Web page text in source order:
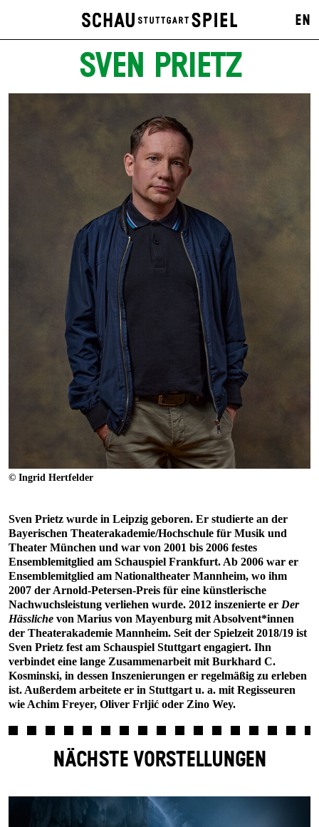
EN
SVEN PRIETZ
© Ingrid Hertfelder
Sven Prietz wurde in Leipzig geboren. Er studierte an der
Bayerischen Theaterakademie/Hochschule für Musik und
Theater München und war von 2001 bis 2006 festes
Ensemblemitglied am Schauspiel Frankfurt. Ab 2006 war er
Ensemblemitglied am Nationaltheater Mannheim, wo ihm
2007 der Arnold-Petersen-Preis für eine künstlerische
Nachwuchsleistung verliehen wurde. 2012 inszenierte er Der
Hässliche von Marius von Mayenburg mit Absolvent*innen
der Theaterakademie Mannheim. Seit der Spielzeit 2018/19 ist
Sven Prietz fest am Schauspiel Stuttgart engagiert. Ihn
verbindet eine lange Zusammenarbeit mit Burkhard C.
Kosminski, in dessen Inszenierungen er regelmäßig zu erleben
ist. Außerdem arbeitete er in Stuttgart u. a. mit Regisseuren
wie Achim Freyer, Oliver Frljić oder Zino Wey.
NÄCHSTE VORSTELLUNGEN